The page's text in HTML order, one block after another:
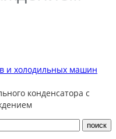
и холодильных машин
конденсатора с